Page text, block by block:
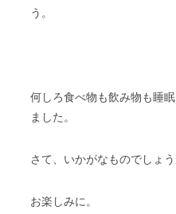
う。
何しろ食べ物も飲み物も睡
ました。
さて、いかがなものでしょう
お楽しみに。